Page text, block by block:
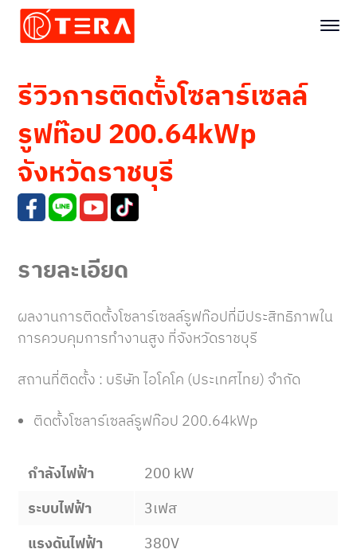
รีวิวการติดตั้งโซลาร์เซลล์
รูฟท๊อป 200.64kWp
จังหวัดราชบุรี
รายละเอียด
ผลงานการติดตั้งโซลาร์เซลล์รูฟท๊อปที่มีประสิทธิภาพใน
การควบคุมการทำงานสูง ที่จังหวัดราชบุรี
สถานที่ติดตั้ง : บริษัท ไอโคโค (ประเทศไทย) จำกัด
ติดตั้งโซลาร์เซลล์รูฟท๊อป 200.64kWp
กำลังไฟฟ้า
200 kW
ระบบไฟฟ้า
3เฟส
แรงดันไฟฟ้า
380V